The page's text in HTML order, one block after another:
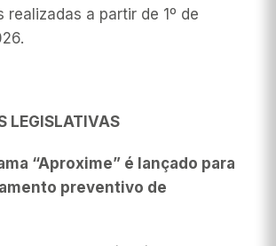
realizadas a partir de 1º de
LEGISLATIVAS
“Aproxime” é lançado para
preventivo de